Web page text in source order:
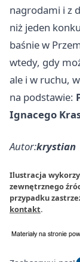
nagrodami i z
niż jeden
baśnie w
wtedy, gdy
ale i w ruchu,
na podstawie:
Ignacego
Autor:krystian
Ilustracja
zewnętrznego
przypadku
kontakt.